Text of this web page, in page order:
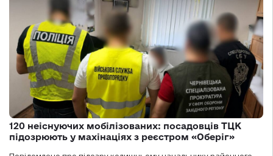
120 неіснуючих мобілізованих: посадовців ТЦК
підозрюють у махінаціях з реєстром «Оберіг»